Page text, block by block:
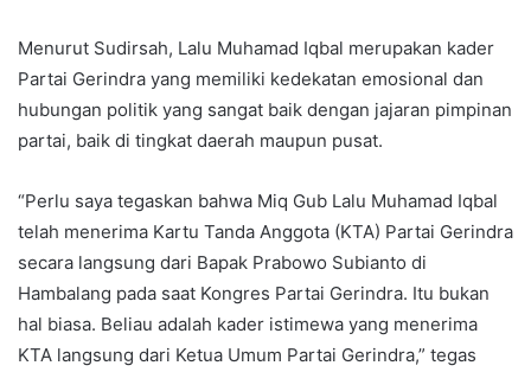
Menurut Sudirsah, Lalu Muhamad Iqbal merupakan kader
Partai Gerindra yang memiliki kedekatan emosional dan
hubungan politik yang sangat baik dengan jajaran pimpinan
partai, baik di tingkat daerah maupun pusat.
“Perlu saya tegaskan bahwa Miq Gub Lalu Muhamad Iqbal
telah menerima Kartu Tanda Anggota (KTA) Partai Gerindra
secara langsung dari Bapak Prabowo Subianto di
Hambalang pada saat Kongres Partai Gerindra. Itu bukan
hal biasa. Beliau adalah kader istimewa yang menerima
KTA langsung dari Ketua Umum Partai Gerindra,” tegas